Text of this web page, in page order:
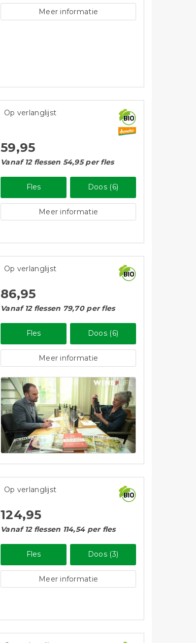
Meer informatie
Op verlanglijst
59,95
Vanaf 12 flessen 54,95 per fles
Fles Doos (6)
Meer informatie
Op verlanglijst
86,95
Vanaf 12 flessen 79,70 per fles
Fles Doos (6)
Meer informatie
Op verlanglijst
124,95
Vanaf 12 flessen 114,54 per fles
Fles Doos (3)
Meer informatie